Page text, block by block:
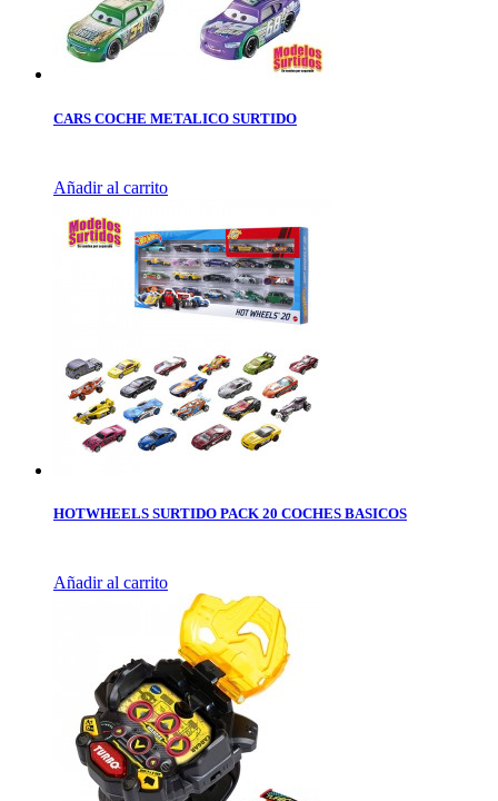
CARS COCHE METALICO SURTIDO
Añadir al carrito
HOTWHEELS SURTIDO PACK 20 COCHES BASICOS
Añadir al carrito